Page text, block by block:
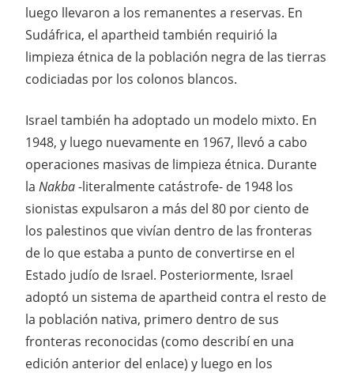
luego llevaron a los remanentes a reservas. En
Sudáfrica, el apartheid también requirió la
limpieza étnica de la población negra de las tierras
codiciadas por los colonos blancos.
Israel también ha adoptado un modelo mixto. En
1948, y luego nuevamente en 1967, llevó a cabo
operaciones masivas de limpieza étnica. Durante
la Nakba-literalmente catástrofe- de 1948 los
sionistas expulsaron a más del 80 por ciento de
los palestinos que vivían dentro de las fronteras
de lo que estaba a punto de convertirse en el
Estado judío de Israel. Posteriormente, Israel
adoptó un sistema de apartheid contra el resto de
la población nativa, primero dentro de sus
fronteras reconocidas (como describí en una
edición anterior del enlace) y luego en los